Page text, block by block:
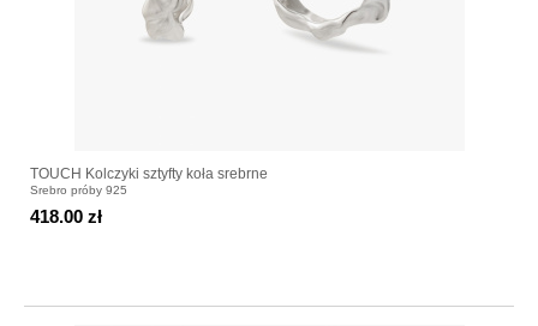
TOUCH Kolczyki sztyfty koła srebrne
Srebro próby 925
418.00 zł